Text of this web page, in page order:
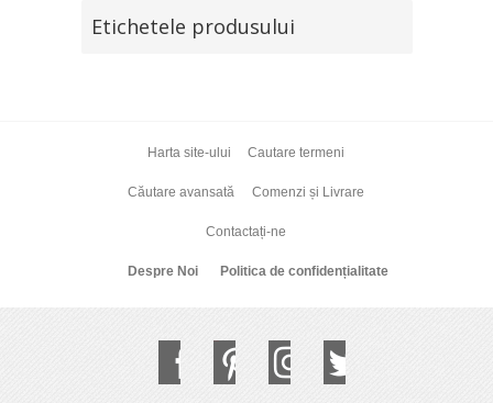
Etichetele produsului
Harta site-ului Cautare termeni
Căutare avansată Comenzi și Livrare
Contactați-ne
Despre Noi Politica de confidențialitate